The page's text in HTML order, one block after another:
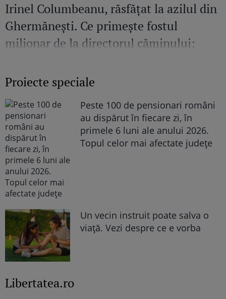
Irinel Columbeanu, răsfățat la azilul din
Ghermănești. Ce primește fostul
milionar de la directorul căminului:
Proiecte speciale
Peste 100 de pensionari români
au dispărut în fiecare zi, în
primele 6 luni ale anului 2026.
Topul celor mai afectate județe
Un vecin instruit poate salva o
viață. Vezi despre ce e vorba
Libertatea.ro